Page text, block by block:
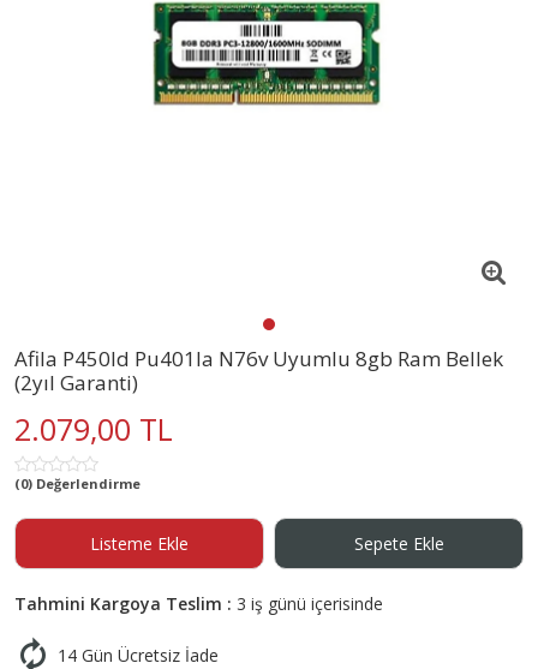
Afila P450ld Pu401la N76v Uyumlu 8gb Ram Bellek
(2yıl Garanti)
2.079,00 TL
(0) Değerlendirme
Listeme Ekle Sepete Ekle
Tahmini Kargoya Teslim : 3 iş günü içerisinde
14 Gün Ücretsiz İade